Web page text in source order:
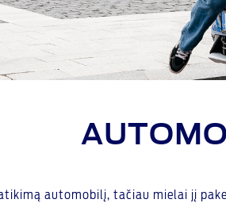
automobilį, tačiau mielai jį